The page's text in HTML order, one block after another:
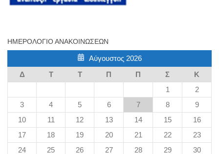
ΗΜΕΡΟΛΌΓΙΟ ΑΝΑΚΟΙΝΏΣΕΩΝ
Αύγουστος 2026
Δ
Τ Τ Π Π Σ
Κ
1
2
3
4 5 6 7 8
9
10
11 12 13 14 15
16
17
18 19 20 21 22
23
24
25 26 27 28 29
30